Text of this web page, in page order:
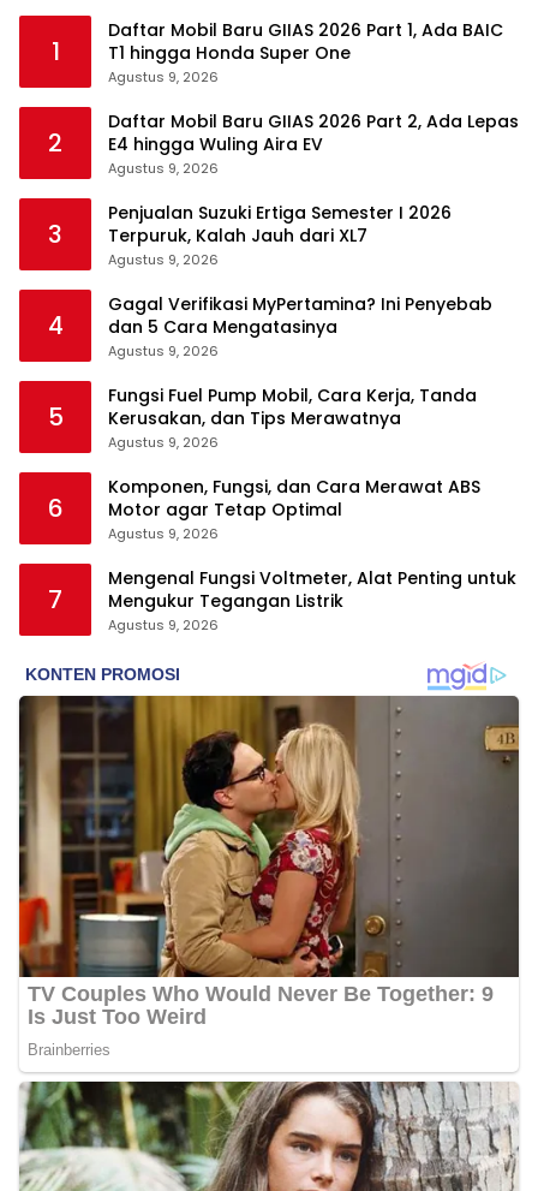
1
Daftar Mobil Baru GIIAS 2026 Part 1, Ada BAIC
T1 hingga Honda Super One
Agustus 9, 2026
2
Daftar Mobil Baru GIIAS 2026 Part 2, Ada Lepas
E4 hingga Wuling Aira EV
Agustus 9, 2026
3
Penjualan Suzuki Ertiga Semester I 2026
Terpuruk, Kalah Jauh dari XL7
Agustus 9, 2026
4
Gagal Verifikasi MyPertamina? Ini Penyebab
dan 5 Cara Mengatasinya
Agustus 9, 2026
5
Fungsi Fuel Pump Mobil, Cara Kerja, Tanda
Kerusakan, dan Tips Merawatnya
Agustus 9, 2026
6
Komponen, Fungsi, dan Cara Merawat ABS
Motor agar Tetap Optimal
Agustus 9, 2026
7
Mengenal Fungsi Voltmeter, Alat Penting untuk
Mengukur Tegangan Listrik
Agustus 9, 2026